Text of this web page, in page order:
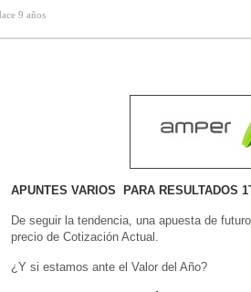
9 años
APUNTES VARIOS PARA RESULTADOS
De seguir la tendencia, una apuesta de
precio de Cotización Actual.
¿Y si estamos ante el Valor del Año?